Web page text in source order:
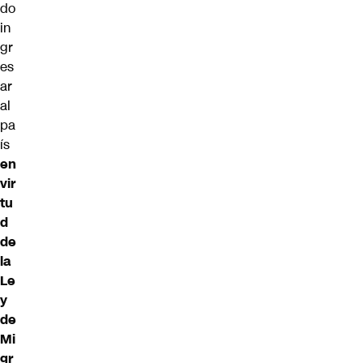
do
in
gr
es
ar
al
pa
ís
en
vir
tu
d
de
la
Le
y
de
Mi
gr